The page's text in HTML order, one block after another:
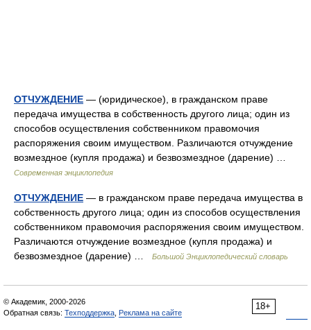
ОТЧУЖДЕНИЕ — (юридическое), в гражданском праве
передача имущества в собственность другого лица; один из
способов осуществления собственником правомочия
распоряжения своим имуществом. Различаются отчуждение
возмездное (купля продажа) и безвозмездное (дарение) …
Современная энциклопедия
ОТЧУЖДЕНИЕ — в гражданском праве передача имущества в
собственность другого лица; один из способов осуществления
собственником правомочия распоряжения своим имуществом.
Различаются отчуждение возмездное (купля продажа) и
безвозмездное (дарение) …
Большой Энциклопедический словарь
18+
© Академик, 2000-2026
Обратная связь: Техподдержка Реклама на сайте